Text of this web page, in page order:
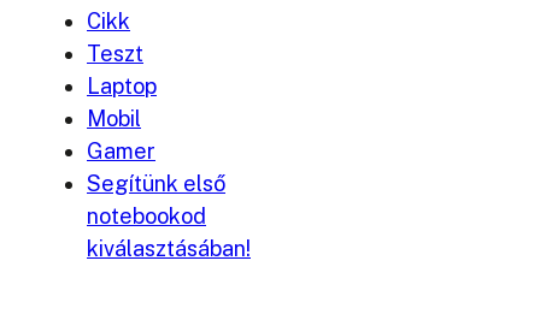
Cikk
Teszt
Laptop
Mobil
Gamer
Segítünk első
notebookod
kiválasztásában!